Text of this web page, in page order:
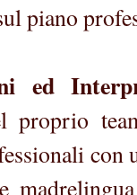
piano
ed
proprio
con